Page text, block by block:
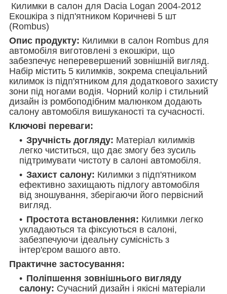
Килимки в салон для Dacia Logan 2004-2012
Екошкіра з підп'ятником Коричневі 5 шт
(Rombus)
Опис продукту: Килимки в салон Rombus для
автомобіля виготовлені з екошкіри, що
забезпечує неперевершений зовнішній вигляд.
Набір містить 5 килимків, зокрема спеціальний
килимок із підп'ятником для додаткового захисту
зони під ногами водія. Чорний колір і стильний
дизайн із ромбоподібним малюнком додають
салону автомобіля вишуканості та сучасності.
Ключові переваги:
Зручність догляду: Матеріал килимків
легко чиститься, що дає змогу без зусиль
підтримувати чистоту в салоні автомобіля.
Захист салону: Килимки з підп'ятником
ефективно захищають підлогу автомобіля
від зношування, зберігаючи його первісний
вигляд.
Простота встановлення: Килимки легко
укладаються та фіксуються в салоні,
забезпечуючи ідеальну сумісність з
інтер'єром вашого авто.
Практичне застосування:
Поліпшення зовнішнього вигляду
салону: Сучасний дизайн і якісні матеріали